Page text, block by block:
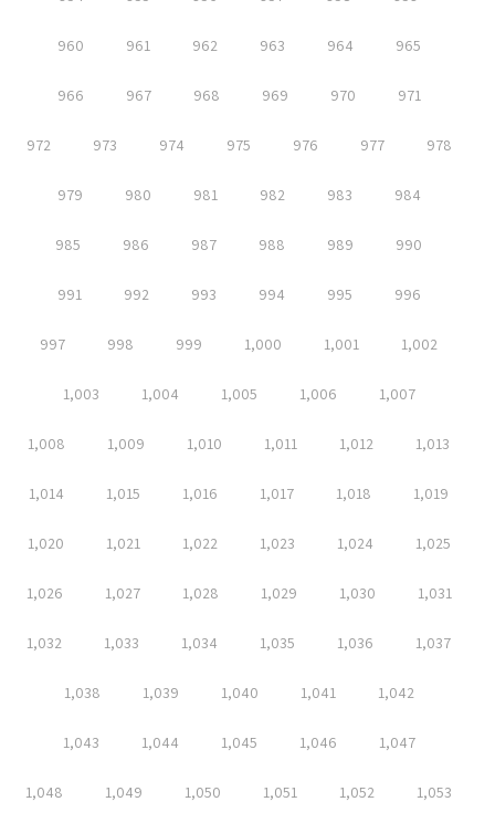
960 961 962 963 964 965
966 967 968 969 970 971
972 973 974 975 976 977 978
979 980 981 982 983 984
985 986 987 988 989 990
991 992 993 994 995 996
997 998 999 1,000 1,001 1,002
1,003 1,004 1,005 1,006 1,007
1,008 1,009 1,010 1,011 1,012 1,013
1,014 1,015 1,016 1,017 1,018 1,019
1,020 1,021 1,022 1,023 1,024 1,025
1,026 1,027 1,028 1,029 1,030 1,031
1,032 1,033 1,034 1,035 1,036 1,037
1,038 1,039 1,040 1,041 1,042
1,043 1,044 1,045 1,046 1,047
1,048 1,049 1,050 1,051 1,052 1,053